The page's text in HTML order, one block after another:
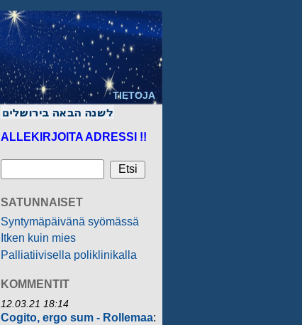
TIETOJA
ALLEKIRJOITA ADRESSI !!
SATUNNAISET
Syntymäpäivänä syömässä
Itken kuin mies
Palliatiivisella poliklinikalla
KOMMENTIT
12.03.21 18:14
Cogito, ergo sum - Rollemaa: